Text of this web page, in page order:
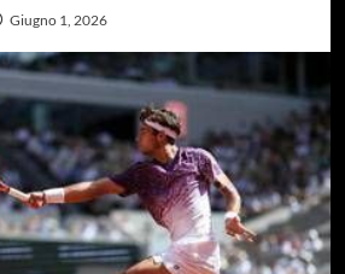
Giugno 1, 2026